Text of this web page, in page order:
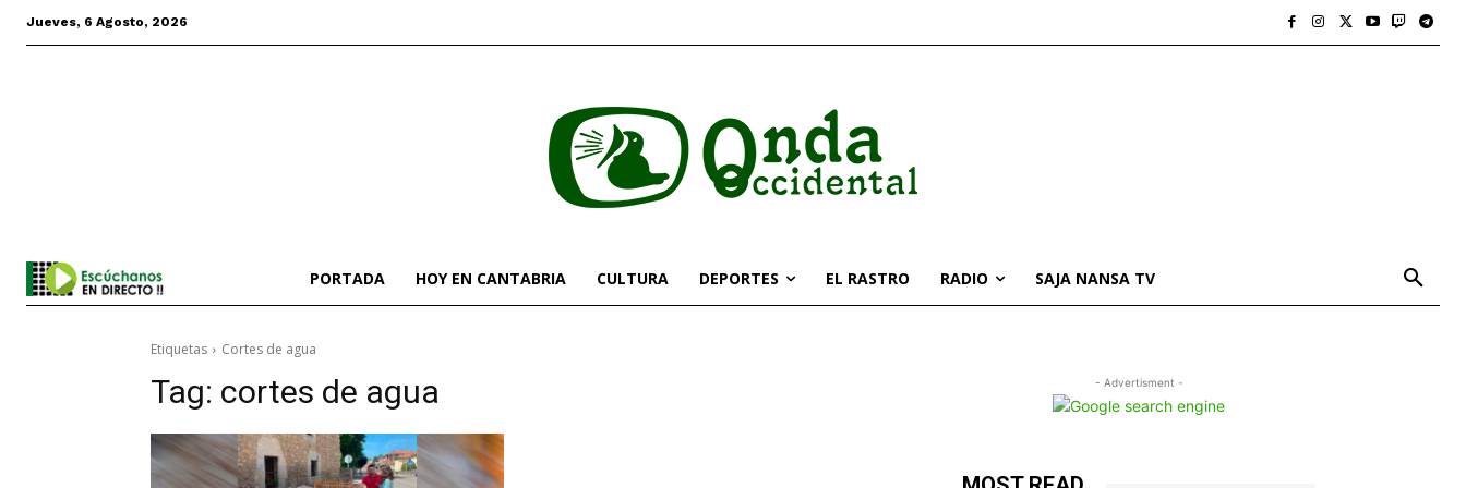
Jueves, 6 Agosto, 2026
PORTADA HOY EN CANTABRIA CULTURA DEPORTES EL RASTRO RADIO SAJA NANSA TV
Etiquetas Cortes de agua
Tag: cortes de agua - Advertisment -